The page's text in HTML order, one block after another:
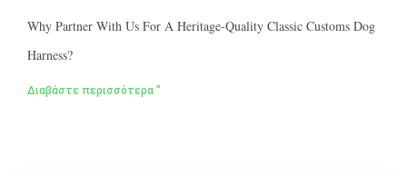
Why Partner With Us For A Heritage-Quality Classic Customs Dog
Harness?
Διαβάστε περισσότερα "